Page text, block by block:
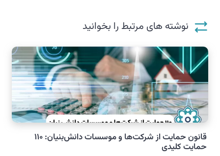
نوشته های مرتبط را بخوانید
قانون حمایت از شرکت‌ها و موسسات دانش‌بنیان: ۱۱۰
حمایت کلیدی